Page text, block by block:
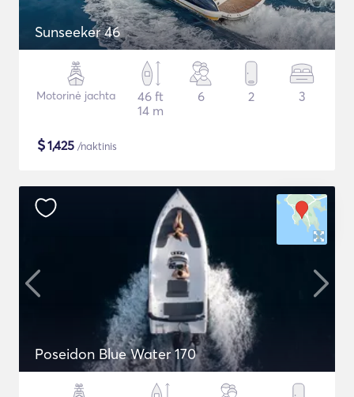
Sunseeker 46
Motorinė jachta
46 ft
14 m
6 2 3
$1,425 /naktinis
Poseidon Blue Water 170